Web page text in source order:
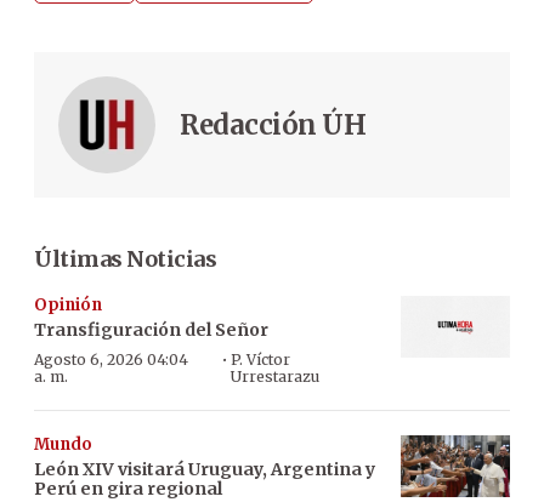
Redacción ÚH
Últimas Noticias
Opinión
Transfiguración del Señor
Agosto 6, 2026 04:04
a. m.
· P. Víctor
Urrestarazu
Mundo
León XIV visitará Uruguay, Argentina y
Perú en gira regional